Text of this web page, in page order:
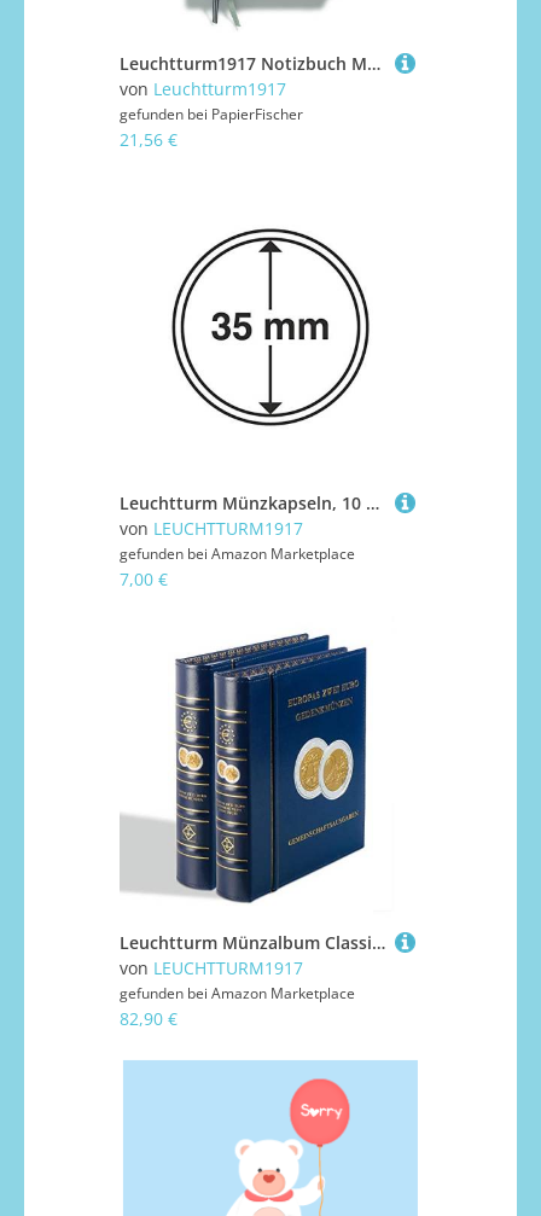
Leuchtturm1917 Notizbuch Medium Hardcover A5 Natural Colours Mint Green Blanko
von Leuchtturm1917
gefunden bei PapierFischer
21,56 €
Leuchtturm Münzkapseln, 10 Stück, für Gold, Silber, Euro-Münzen, in Größen zwischen 14 und 62 mm erhältlich 35,0 mm
von LEUCHTTURM1917
gefunden bei Amazon Marketplace
7,00 €
Leuchtturm Münzalbum Classic-Optima, Europas 2-Euro-Gedenkmünzen inkl. Schutzkassette, blau, Band 3
von LEUCHTTURM1917
gefunden bei Amazon Marketplace
82,90 €